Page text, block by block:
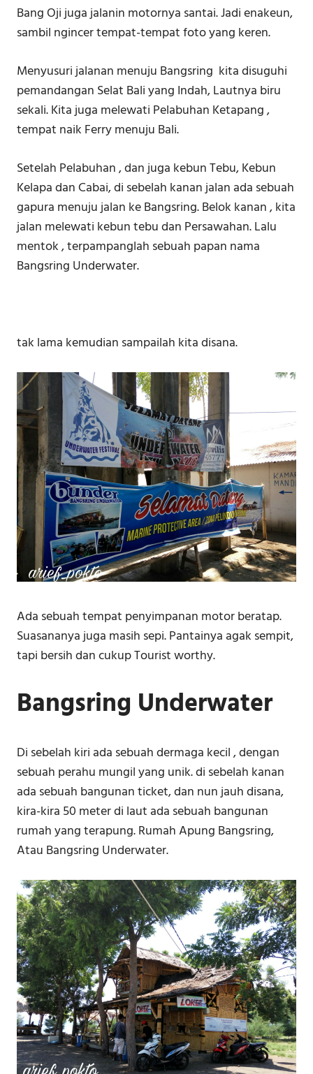
Bang Oji juga jalanin motornya santai. Jadi enakeun,
sambil ngincer tempat-tempat foto yang keren.
Menyusuri jalanan menuju Bangsring kita disuguhi
pemandangan Selat Bali yang Indah, Lautnya biru
sekali. Kita juga melewati Pelabuhan Ketapang ,
tempat naik Ferry menuju Bali.
Setelah Pelabuhan , dan juga kebun Tebu, Kebun
Kelapa dan Cabai, di sebelah kanan jalan ada sebuah
gapura menuju jalan ke Bangsring. Belok kanan , kita
jalan melewati kebun tebu dan Persawahan. Lalu
mentok , terpampanglah sebuah papan nama
Bangsring Underwater.
tak lama kemudian sampailah kita disana.
Ada sebuah tempat penyimpanan motor beratap.
Suasananya juga masih sepi. Pantainya agak sempit,
tapi bersih dan cukup Tourist worthy.
Bangsring Underwater
Di sebelah kiri ada sebuah dermaga kecil , dengan
sebuah perahu mungil yang unik. di sebelah kanan
ada sebuah bangunan ticket, dan nun jauh disana,
kira-kira 50 meter di laut ada sebuah bangunan
rumah yang terapung. Rumah Apung Bangsring,
Atau Bangsring Underwater.